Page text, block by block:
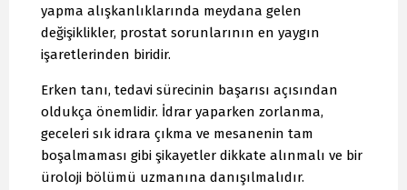
yapma alışkanlıklarında meydana gelen
değişiklikler, prostat sorunlarının en yaygın
işaretlerinden biridir.
Erken tanı, tedavi sürecinin başarısı açısından
oldukça önemlidir. İdrar yaparken zorlanma,
geceleri sık idrara çıkma ve mesanenin tam
boşalmaması gibi şikayetler dikkate alınmalı ve bir
üroloji bölümü uzmanına danışılmalıdır.